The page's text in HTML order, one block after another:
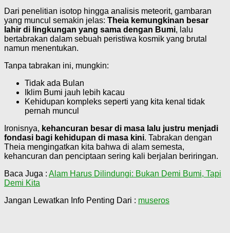
Dari penelitian isotop hingga analisis meteorit, gambaran
yang muncul semakin jelas: Theia kemungkinan besar
lahir di lingkungan yang sama dengan Bumi, lalu
bertabrakan dalam sebuah peristiwa kosmik yang brutal
namun menentukan.
Tanpa tabrakan ini, mungkin:
Tidak ada Bulan
Iklim Bumi jauh lebih kacau
Kehidupan kompleks seperti yang kita kenal tidak
pernah muncul
Ironisnya, kehancuran besar di masa lalu justru menjadi
fondasi bagi kehidupan di masa kini. Tabrakan dengan
Theia mengingatkan kita bahwa di alam semesta,
kehancuran dan penciptaan sering kali berjalan beriringan.
Baca Juga : Alam Harus Dilindungi: Bukan Demi Bumi, Tapi
Demi Kita
Jangan Lewatkan Info Penting Dari : museros